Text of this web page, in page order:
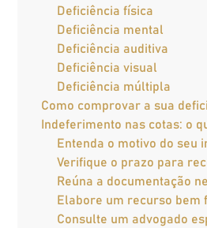
Deficiência física
Deficiência mental
Deficiência auditiva
Deficiência visual
Deficiência múltipla
Como comprovar a sua
Indeferimento nas cotas: o
Entenda o motivo do seu
Verifique o prazo para
Reúna a documentação
Elabore um recurso bem
Consulte um advogado